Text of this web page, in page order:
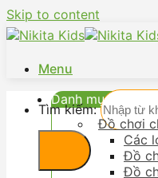
Skip to content
Menu
Tìm kiếm:
Danh mục
Đồ chơi
Các
Đồ
Đồ